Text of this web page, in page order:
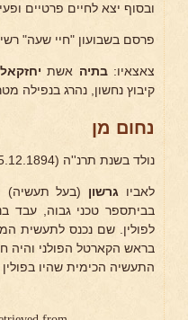
ובסוף יצא לחיים פרטיים
פרסם בשבועון "חיי שעה"
צאצאיו: בתיה אשת
קיבוץ נחשון, נהרג בנפילה
נחום מן
נולד בשנת תרנ''ה (25.12.1894) בקיוב שברוסיה (אוקראינה).
לאביו גרשון (בעל תעשיה)
בראש הקארטל הפולני והיה
התעשיה הכימית שהיו בפולין